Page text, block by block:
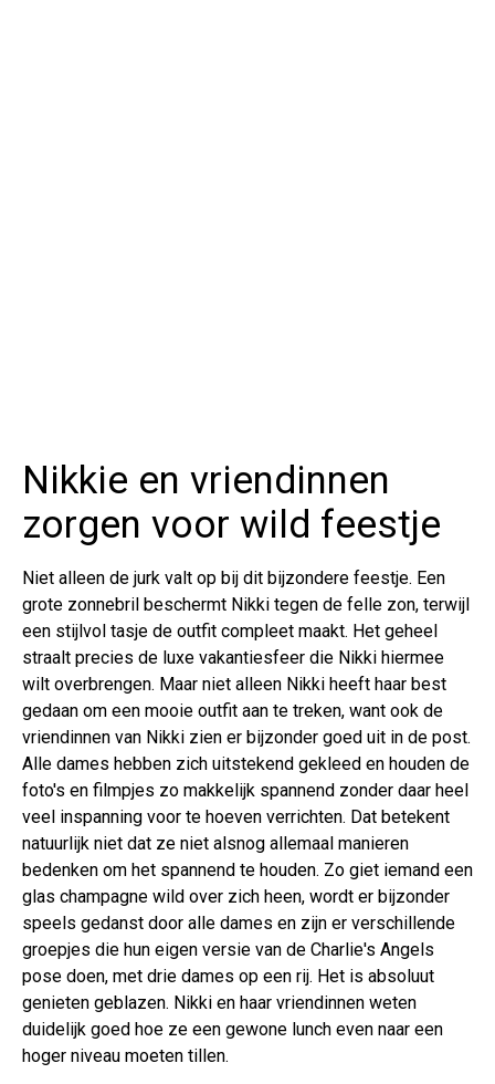
Nikkie en vriendinnen
zorgen voor wild feestje
Niet alleen de jurk valt op bij dit bijzondere feestje. Een
grote zonnebril beschermt Nikki tegen de felle zon, terwijl
een stijlvol tasje de outfit compleet maakt. Het geheel
straalt precies de luxe vakantiesfeer die Nikki hiermee
wilt overbrengen. Maar niet alleen Nikki heeft haar best
gedaan om een mooie outfit aan te treken, want ook de
vriendinnen van Nikki zien er bijzonder goed uit in de post.
Alle dames hebben zich uitstekend gekleed en houden de
foto's en filmpjes zo makkelijk spannend zonder daar heel
veel inspanning voor te hoeven verrichten. Dat betekent
natuurlijk niet dat ze niet alsnog allemaal manieren
bedenken om het spannend te houden. Zo giet iemand een
glas champagne wild over zich heen, wordt er bijzonder
speels gedanst door alle dames en zijn er verschillende
groepjes die hun eigen versie van de Charlie's Angels
pose doen, met drie dames op een rij. Het is absoluut
genieten geblazen. Nikki en haar vriendinnen weten
duidelijk goed hoe ze een gewone lunch even naar een
hoger niveau moeten tillen.